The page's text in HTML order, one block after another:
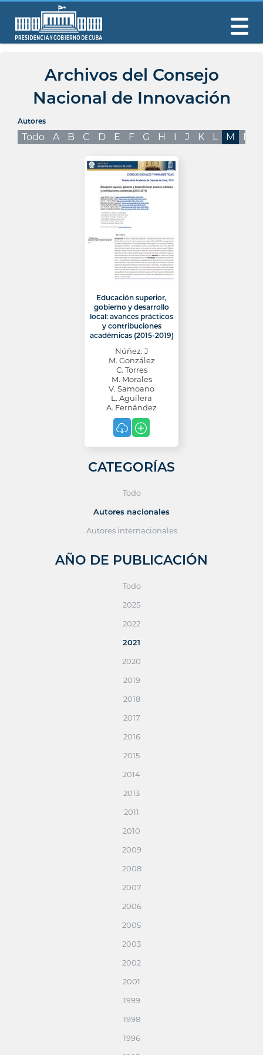
Archivos del Consejo
Nacional de Innovación
Autores
Todo A B C D E F G H I J K L M N
Educación superior,
gobierno y desarrollo
local: avances prácticos
y contribuciones
académicas (2015-2019)
Núñez. J
M. González
C. Torres
M. Morales
V. Samoano
L. Aguilera
A. Fernández
CATEGORÍAS
Todo
Autores nacionales
Autores internacionales
AÑO DE PUBLICACIÓN
Todo
2025
2022
2021
2020
2019
2018
2017
2016
2015
2014
2013
2011
2010
2009
2008
2007
2006
2005
2003
2002
2001
1999
1998
1996